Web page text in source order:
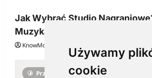
Używamy
cookie
Jak Wybrać Studio
Muzyka
KnowMore.pl
Przeczytano 3 minut